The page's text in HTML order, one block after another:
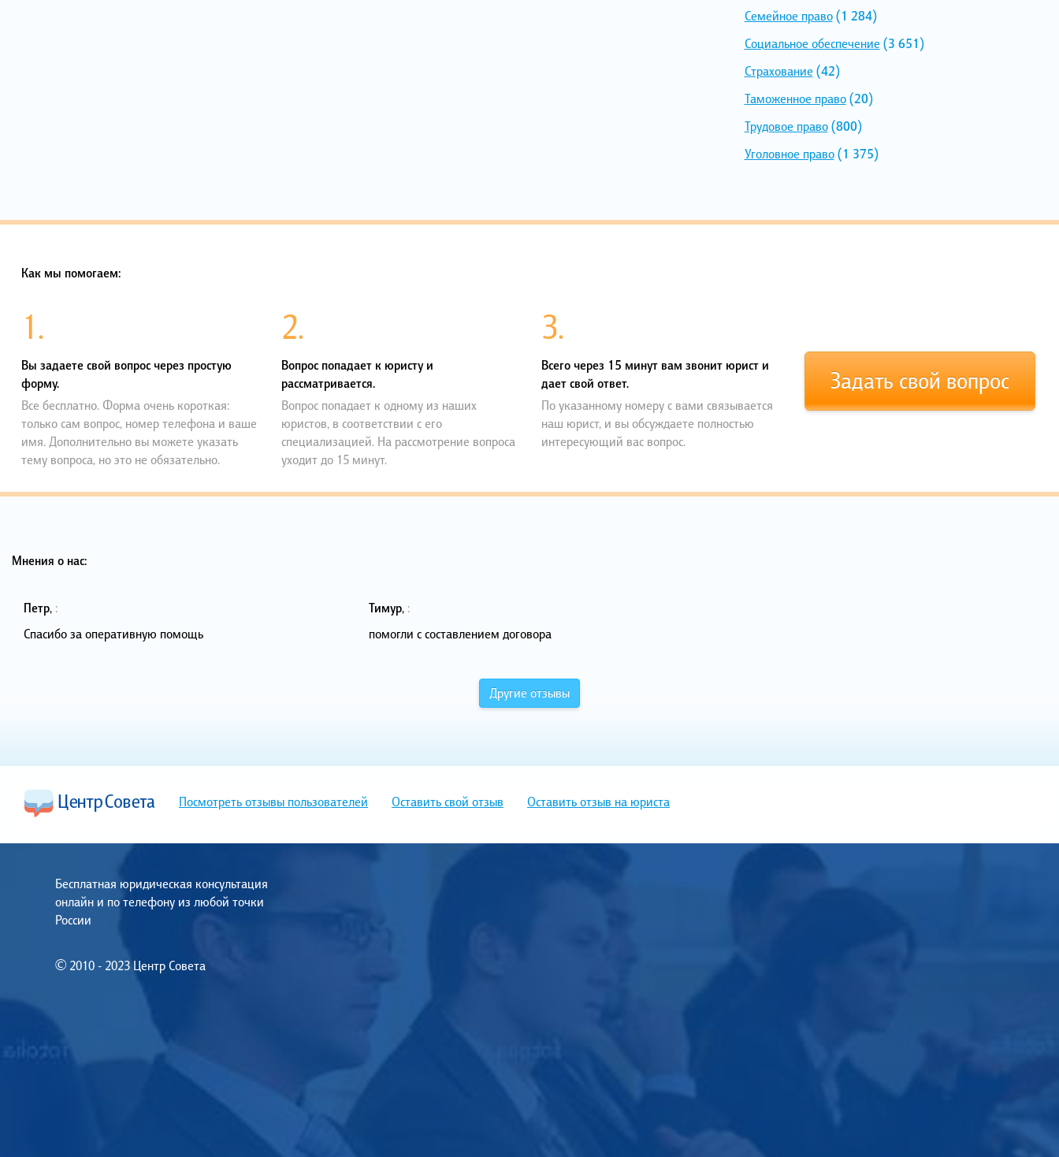
Семейное право(1 284)
Социальное обеспечение (3 651)
Страхование (42)
Таможенное право(20)
Трудовое право(800)
Уголовное право(1 375)
Как мы помогаем:
1.
Вы задаете свой вопрос через простую
форму.
Все бесплатно. Форма очень короткая:
только сам вопрос, номер телефона и ваше
имя. Дополнительно вы можете указать
тему вопроса, но это не обязательно.
2.
Вопрос попадает к юристу и
рассматривается.
Вопрос попадает к одному из наших
юристов, в соответствии с его
специализацией. На рассмотрение вопроса
уходит до 15 минут.
3.
Всего через 15 минут вам звонит юрист и
дает свой ответ.
По указанному номеру с вами связывается
наш юрист, и вы обсуждаете полностью
интересующий вас вопрос.
Задать свой вопрос
Мнения о нас:
Петр, :
Спасибо за оперативную помощь
Тимур, :
помогли с составлением договора
Другие отзывы
Посмотреть отзывы пользователей Оставить свой отзыв Оставить отзыв на юриста
Бесплатная юридическая консультация
онлайн и по телефону из любой точки
России
© 2010 - 2023 Центр Совета